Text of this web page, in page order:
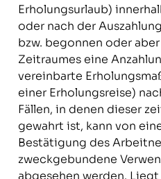
Erholungsurlaub)
oder nach der
bzw. begonnen oder
Zeitraumes eine
vereinbarte
einer Erholungsreise)
Fällen, in denen dieser
gewahrt ist, kann von
Bestätigung des
zweckgebundene
abgesehen werden.